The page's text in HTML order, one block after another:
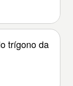
trígono da